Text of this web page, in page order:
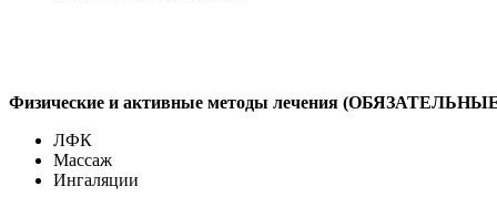
Физические и активные методы лечения
ЛФК
Массаж
Ингаляции